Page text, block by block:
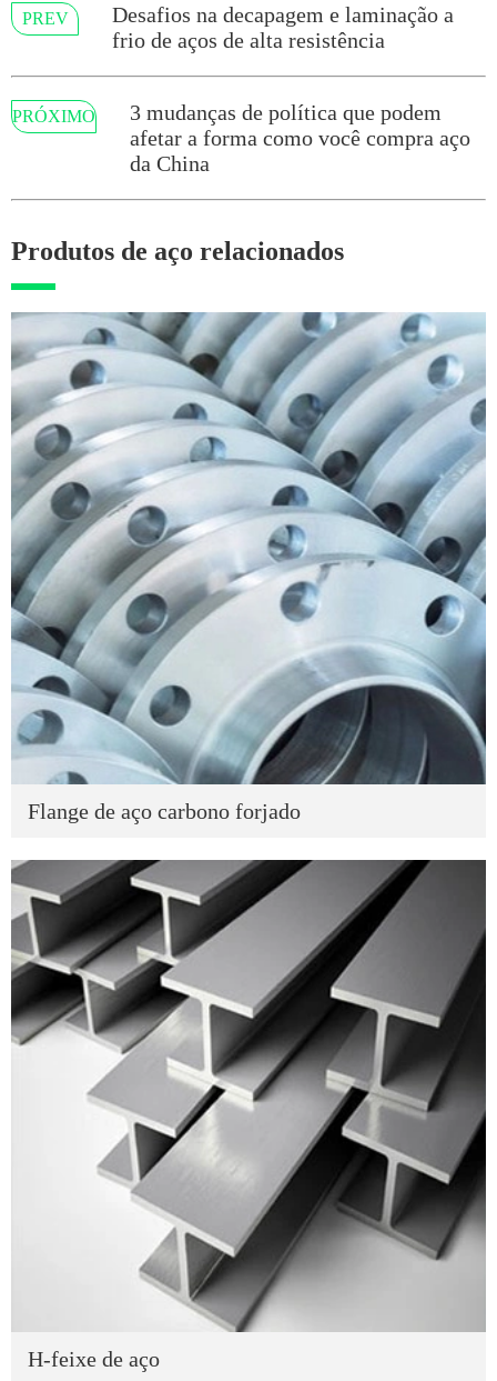
PREV
Desafios na decapagem e laminação a
frio de aços de alta resistência
PRÓXIMO
3 mudanças de política que podem
afetar a forma como você compra aço
da China
Produtos de aço relacionados
Flange de aço carbono forjado
H-feixe de aço